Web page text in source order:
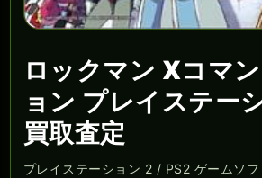
ロックマン Xコマ
ョン プレイステー
買取査定
プレイステーション 2 / PS2 ゲームソフ